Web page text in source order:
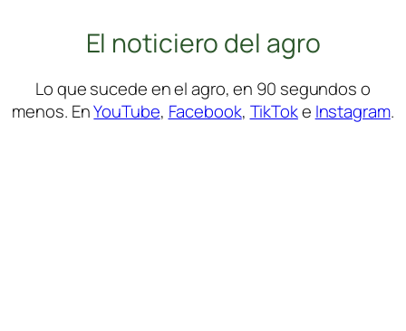
El noticiero del agro
Lo que sucede en el agro, en 90 segundos o
menos. EnYouTube, Facebook, TikToke Instagram.